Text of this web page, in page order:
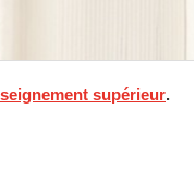
supérieur.